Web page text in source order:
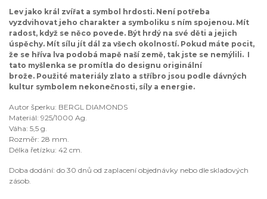
Lev jako král zvířat a symbol hrdosti. Není potřeba
vyzdvihovat jeho charakter a symboliku s ním spojenou. Mít
radost, když se něco povede. Být hrdý na své děti a jejich
úspěchy. Mít sílu jít dál za všech okolností. Pokud máte pocit,
že se hříva lva podobá mapě naší země, tak jste se nemýlili. I
tato myšlenka se promítla do designu originální
brože. Použité materiály zlato a stříbro jsou podle dávných
kultur symbolem nekonečnosti, síly a energie.
Autor šperku: BERGL DIAMONDS
Materiál: 925/1000 Ag.
Váha: 5,5 g.
Rozměr: 28 mm.
Délka řetízku: 42 cm.
Doba dodání: do 30 dnů od zaplacení objednávky nebo dle skladových
zásob.